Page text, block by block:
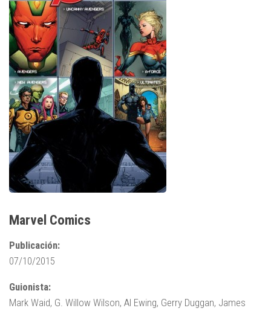
Marvel Comics
Publicación:
07/10/2015
Guionista:
Mark Waid, G. Willow Wilson, Al Ewing, Gerry Duggan, James